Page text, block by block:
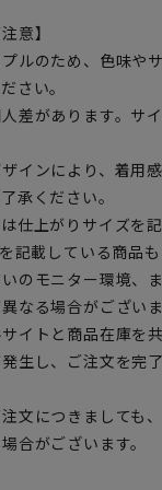
意】
ルのため、色味や
さい。
差があります。サ
インにより、着用
承ください。
仕上がりサイズを
記載している商品も
のモニター環境、
なる場合がございま
イトと商品在庫を
生し、ご注文を完
文につきましても
合がございます。